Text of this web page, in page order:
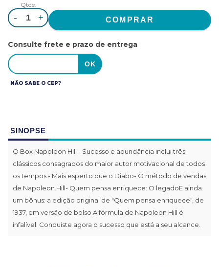
Qtde.
- +
Consulte frete e prazo de entrega
NÃO SABE O CEP?
SINOPSE
O Box Napoleon Hill - Sucesso e abundância inclui três
clássicos consagrados do maior autor motivacional de todos
os tempos:- Mais esperto que o Diabo- O método de vendas
de Napoleon Hill- Quem pensa enriquece: O legadoE ainda
um bônus: a edição original de "Quem pensa enriquece", de
1937, em versão de bolso.A fórmula de Napoleon Hill é
infalível. Conquiste agora o sucesso que está a seu alcance.